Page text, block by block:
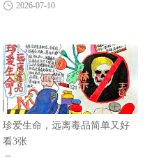
2026-07-10
珍爱生命，远离毒品简单又好
看3张